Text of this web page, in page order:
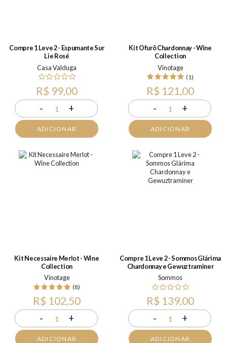
Compre 1 Leve 2 - Espumante Sur
Lie Rosé
Casa Valduga
R$ 99,00
- 1 +
ADICIONAR
Kit Ofurô Chardonnay - Wine
Collection
Vinotage
(1)
R$ 121,00
- 1 +
ADICIONAR
Kit Necessaire Merlot - Wine
Collection
Vinotage
(8)
R$ 102,50
- 1 +
ADICIONAR
Compre 1 Leve 2 - Sommos Glárima
Chardonnay e Gewuztraminer
Sommos
R$ 139,00
- 1 +
ADICIONAR